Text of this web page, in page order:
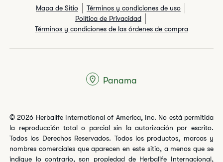
Mapa de Sitio
Términos y condiciones de uso
Política de Privacidad
Términos y condiciones de las órdenes de compra
© 2026 Herbalife International of America, Inc. No está permitida
la reproducción total o parcial sin la autorización por escrito.
Todos los Derechos Reservados. Todos los productos, marcas y
nombres comerciales que aparecen en este sitio, a menos que se
indique lo contrario, son propiedad de Herbalife Internacional,
Panama